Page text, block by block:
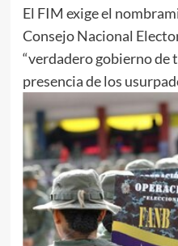
El FIM exige el
Consejo Nacional
“verdadero gobierno de
presencia de los